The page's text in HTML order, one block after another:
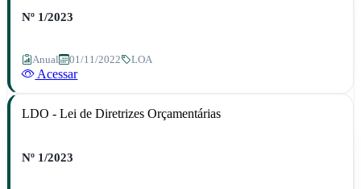
Nº 1/2023
Anual 01/11/2022 LOA
Acessar
LDO - Lei de Diretrizes Orçamentárias
Nº 1/2023